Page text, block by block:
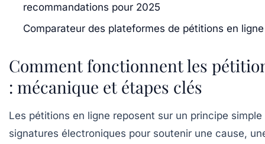
recommandations pour 2025
Comparateur des plateformes de pétitions en
Comment fonctionnent les
: mécanique et étapes clés
Les pétitions en ligne reposent sur un principe
signatures électroniques pour soutenir une cause,